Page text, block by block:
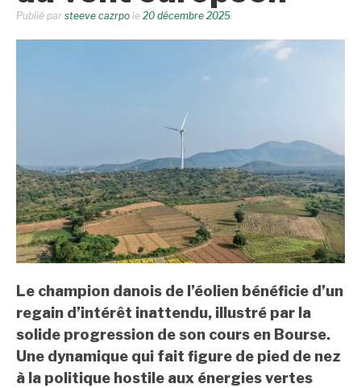
Publié par steeve cazrpo le 20 décembre 2025
Le champion danois de l’éolien bénéficie d’un
regain d’intérêt inattendu, illustré par la
solide progression de son cours en Bourse.
Une dynamique qui fait figure de pied de nez
à la politique hostile aux énergies vertes